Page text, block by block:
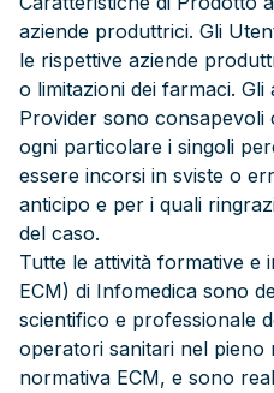
aziende produttrici. Gli
le rispettive aziende
o limitazioni dei farmaci.
Provider sono
ogni particolare i singoli
essere incorsi in sviste o
anticipo e per i quali
del caso.
Tutte le attività formative e
ECM) di Infomedica sono
scientifico e professionale
operatori sanitari nel pieno
normativa ECM, e sono